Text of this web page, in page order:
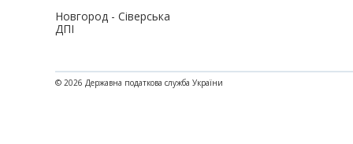
Новгород - Сіверська
ДПІ
© 2026 Державна податкова служба України